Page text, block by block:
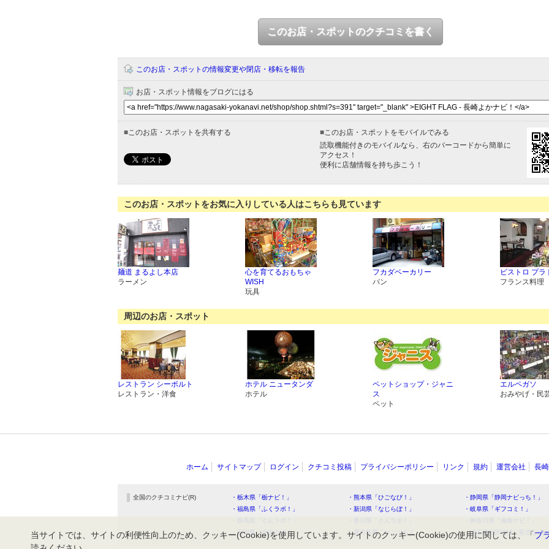
このお店・スポットのクチコミを書く
このお店・スポットの情報変更や閉店・移転を報告
お店・スポット情報をブログにはる
■このお店・スポットを共有する ■このお店・スポットをモバイルでみる
読取機能付きのモバイルなら、右のバーコードから簡単に
アクセス！
便利に店舗情報を持ち歩こう！
このお店・スポットをお気に入りしている人はこちらも見ています
麺道 まるよし本店
ラーメン
心を育てるおもちゃ
WISH
玩具
フカダベーカリー
パン
ビストロ プラ
フランス料理
周辺のお店・スポット
レストラン シーボルト
レストラン・洋食
ホテル ニュータンダ
ホテル
ペットショップ・ジャニ
ス
ペット
エルペガソ
おみやげ・民
ホーム サイトマップ ログイン クチコミ投稿 プライバシーポリシー リンク 規約 運営会社 長
全国のクチコミナビ(R) ・栃木県「栃ナビ！」 ・熊本県「ひごなび！」
・静岡県「静岡ナビっち！」
・福島県「ふくラボ！」
・新潟県「なじらぼ！」
・岐阜県「ギフコミ！」
・石川県「金沢ラボ！」
・鹿児島県「かごぶら！」 ・埼玉県北部地域「彩北なび
当サイトでは、サイトの利便性向上のため、クッキー(Cookie)を使用しています。サイトのクッキー(Cookie)の使用に関しては、「プ